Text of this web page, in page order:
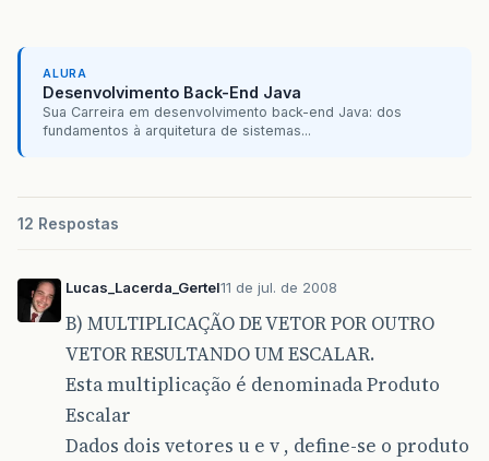
ALURA
Desenvolvimento Back-End Java
Sua Carreira em desenvolvimento back-end Java: dos
fundamentos à arquitetura de sistemas...
12 Respostas
Lucas_Lacerda_Gertel11 de jul. de 2008
B) MULTIPLICAÇÃO DE VETOR POR OUTRO
VETOR RESULTANDO UM ESCALAR.
Esta multiplicação é denominada Produto
Escalar
Dados dois vetores u e v , define-se o produto